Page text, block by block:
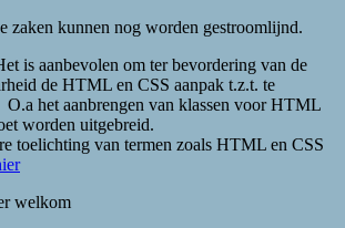
zaken kunnen nog worden gestroomlijnd.
is aanbevolen om ter bevordering van de
de HTML en CSS aanpak t.z.t. te
O.a het aanbrengen van klassen voor HTML
worden uitgebreid.
toelichting van termen zoals HTML en CSS
welkom